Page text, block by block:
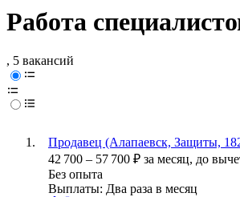
Работа
, 5 вакансий
Продавец (Алапаевск, Защиты,
42 700 – 57 700 ₽ за месяц, до
Без опыта
Выплаты: Два раза в месяц